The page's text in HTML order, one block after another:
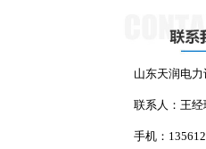
山东天润电力
联系人：王经
手机：